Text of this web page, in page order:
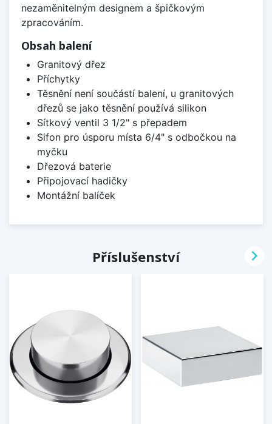
nezaměnitelným designem a špičkovým
zpracováním.
Obsah balení
Granitový dřez
Příchytky
Těsnění není součástí balení, u granitových
dřezů se jako těsnění používá silikon
Sítkový ventil 3 1/2" s přepadem
Sifon pro úsporu místa 6/4" s odbočkou na
myčku
Dřezová baterie
Připojovací hadičky
Montážní balíček
Příslušenství 